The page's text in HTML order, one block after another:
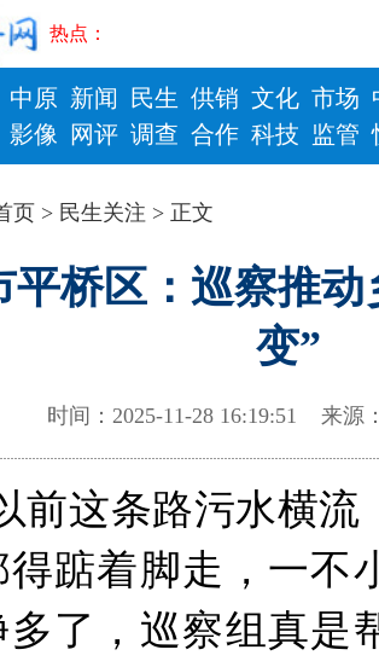
热点：
中原
影像
新闻
网评
民生
调查
供销
合作
文化
科技
市场
监管
页 > 民生关注 > 正文
平桥区：巡察推
变”
时间：2025-11-28 16:19:51 来
这条路污水横流
得踮着脚走，一不
多了，巡察组真是